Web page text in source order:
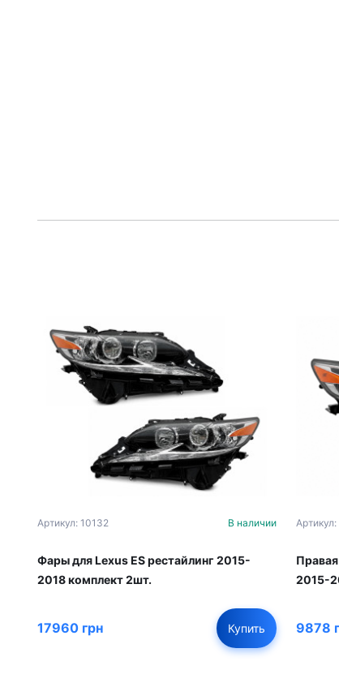
Артикул: 10132 В наличии
Фары для Lexus ES рестайлинг 2015-
2018 комплект 2шт.
17960 грн Купить
2015-
9878